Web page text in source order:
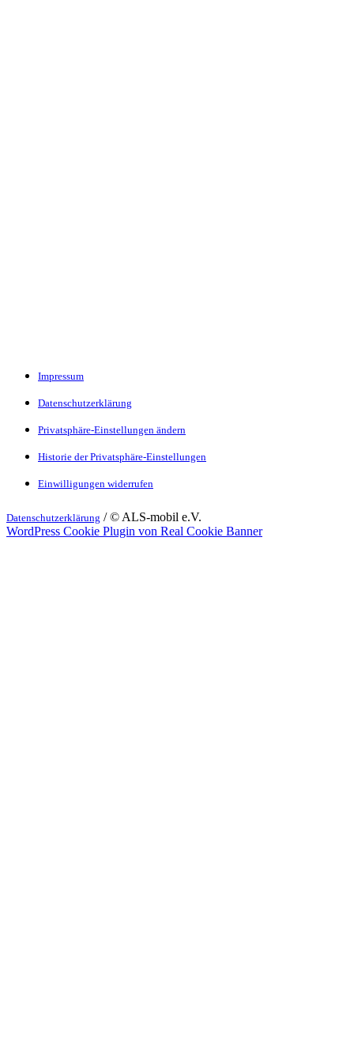
Impressum
Datenschutzerklärung
Privatsphäre-Einstellungen ändern
Historie der Privatsphäre-Einstellungen
Einwilligungen widerrufen
Datenschutzerklärung / © ALS-mobil e.V.
WordPress Cookie Plugin von Real Cookie Banner